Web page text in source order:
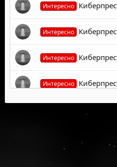
Интересно
Интересно
Интересно
Интересно